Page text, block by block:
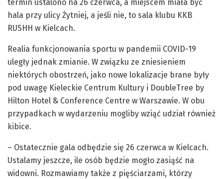
termin ustalono na 26 czerwca, a miejscem miała być
hala przy ulicy Żytniej, a jeśli nie, to sala klubu KKB
RUSHH w Kielcach.
Realia funkcjonowania sportu w pandemii COVID-19
uległy jednak zmianie. W związku ze zniesieniem
niektórych obostrzeń, jako nowe lokalizacje brane były
pod uwagę Kieleckie Centrum Kultury i DoubleTree by
Hilton Hotel & Conference Centre w Warszawie. W obu
przypadkach w wydarzeniu mogliby wziąć udział również
kibice.
– Ostatecznie gala odbędzie się 26 czerwca w Kielcach.
Ustalamy jeszcze, ile osób będzie mogło zasiąść na
widowni. Rozmawiamy także z pięściarzami, którzy